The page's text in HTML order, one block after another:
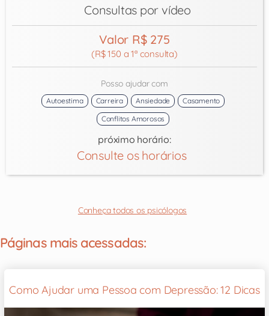
Consultas por vídeo
Valor R$ 275
(R$ 150 a 1ª consulta)
Posso ajudar com
Autoestima Carreira Ansiedade
Casamento
Conflitos Amorosos
próximo horário:
Consulte os horários
Conheça todos os psicólogos
Páginas mais acessadas:
Como Ajudar uma Pessoa com Depressão: 12 Dicas